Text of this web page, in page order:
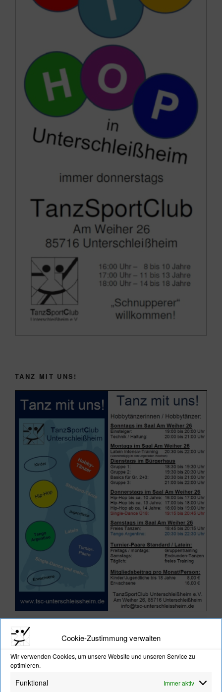
Cookie-Zustimmung verwalten
Wir verwenden Cookies, um unsere Website und unseren Service zu
optimieren.
Funktional Immer aktiv
TANZ MIT UNS!
DISCO AM 09.02.2024
Video-